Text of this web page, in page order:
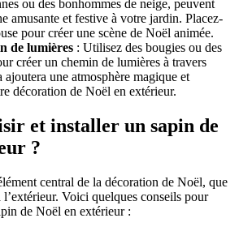
ou des bonhommes de neige, peuvent
amusante et festive à votre jardin. Placez-
pour créer une scène de Noël animée.
de lumières : Utilisez des bougies ou des
créer un chemin de lumières à travers
une atmosphère magique et
décoration de Noël en extérieur.
et installer un sapin de
?
central de la décoration de Noël, que
Voici quelques conseils pour
de Noël en extérieur :